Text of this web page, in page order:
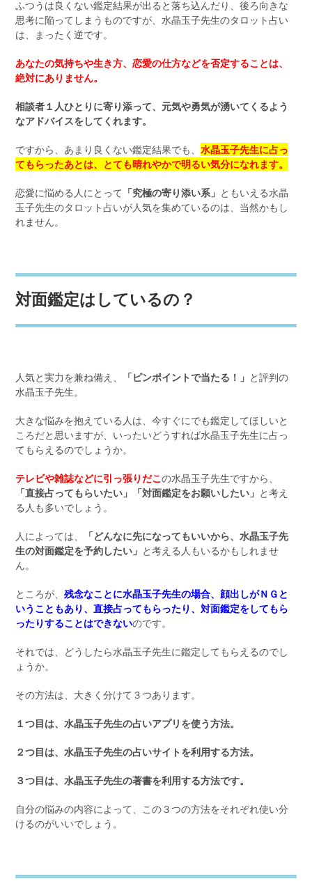
ふつうは良くない鑑定結果が出ると落ち込んだり、後ろ向きな
思考に陥ってしまうものですが、水晶玉子先生のタロット占い
は、まったく逆です。
あなたの気持ちや生き方、恋愛の仕方などを否定することは、
絶対にありません。
相談者１人ひとりに寄り添って、元気や勇気が湧いてくるよう
なアドバイスをしてくれます。
ですから、あまり良くない鑑定結果でも、水晶玉子先生に占っ
てもらったあとは、とても晴れやかで明るい気分になれます。
恋愛に悩める人にとって 「究極の寄り添い系」 ともいえる水晶
玉子先生のタロット占いが人気を集めているのは、当然かもし
れません。
対面鑑定はしているの？
人気と実力を兼ね備え、 「ピンポイントで当たる！」 と評判の
水晶玉子先生。
大きな悩みを抱えている人は、今すぐにでも鑑定してほしいと
ころだと思いますが、いったいどうすれば水晶玉子先生に占っ
てもらえるのでしょうか。
テレビや雑誌などに引っ張りだこの水晶玉子先生ですから、
「直接占ってもらいたい」「対面鑑定をお願いしたい」 と考え
る人も多いでしょう。
人によっては、
「どんなに先になってもいいから、水晶玉子先
生の対面鑑定を予約したい」 と考える人もいるかもしれませ
ん。
ところが、残念なことに水晶玉子先生の場合、顔出しがＮＧと
いうこともあり、直接占ってもらったり、対面鑑定をしてもら
ったりすることはできないのです。
それでは、どうしたら水晶玉子先生に鑑定してもらえるのでし
ょうか。
その方法は、大きく分けて３つあります。
１つ目は、水晶玉子先生の占いアプリを使う方法。
２つ目は、水晶玉子先生の占いサイトを利用する方法。
３つ目は、水晶玉子先生の著書を利用する方法です。
自分の悩みの内容によって、この３つの方法をそれぞれ使い分
けるのがいいでしょう。